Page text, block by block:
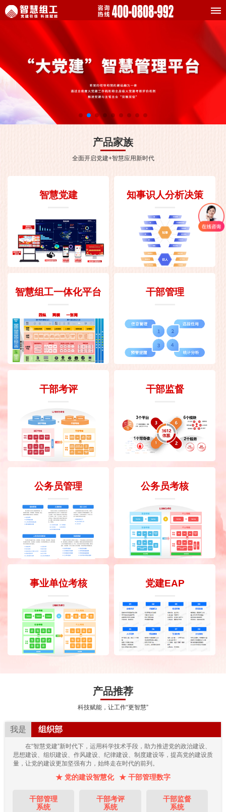
产品家族
全面开启党建+智慧应用新时代
智慧党建 知事识人分析决策
智慧组工一体化平台 干部管理
干部考评 干部监督
公务员管理 公务员考核
事业单位考核 党建EAP
产品推荐
科技赋能，让工作“更智慧”
我是 组织部
在“智慧党建”新时代下，运用科学技术手段，助力推进党的政治建设、
思想建设、组织建设、作风建设、纪律建设、制度建设等，提高党的建设质
量，让党的建设更加坚强有力，始终走在时代的前列。
★ 党的建设智慧化 ★ 干部管理数字
干部管理
系统
干部考评
系统
干部监督
系统